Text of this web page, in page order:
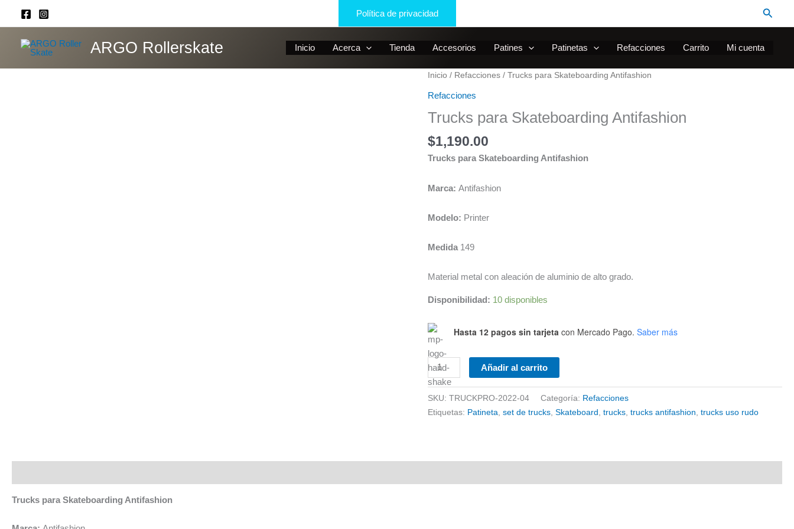
Política de privacidad
ARGO Rollerskate Inicio Acerca Tienda Accesorios Patines Patinetas Refacciones Carrito Mi cuenta
Inicio / Refacciones / Trucks para Skateboarding Antifashion
Refacciones
Trucks para Skateboarding Antifashion
$1,190.00
Trucks para Skateboarding Antifashion
Marca:Antifashion
Modelo: Printer
Medida 149
Material metal con aleación de aluminio de alto grado.
Disponibilidad: 10 disponibles
Hasta 12 pagos sin tarjeta con Mercado Pago. Saber más
Trucks
para
cantidad
Añadir al carrito
SKU:TRUCKPRO-2022-04 Categoría: Refacciones
Etiquetas: Patineta ,set de trucks ,Skateboard ,trucks ,trucks antifashion ,trucks uso rudo
Trucks para Skateboarding Antifashion